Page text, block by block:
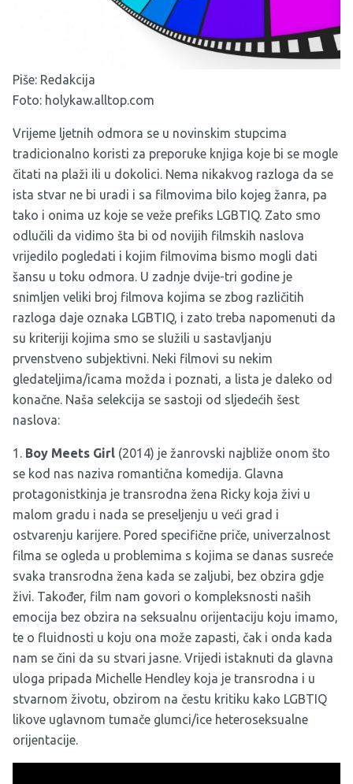
Piše: Redakcija
Foto: holykaw.alltop.com
Vrijeme ljetnih odmora se u novinskim stupcima
tradicionalno koristi za preporuke knjiga koje bi se mogle
čitati na plaži ili u dokolici. Nema nikakvog razloga da se
ista stvar ne bi uradi i sa filmovima bilo kojeg žanra, pa
tako i onima uz koje se veže prefiks LGBTIQ. Zato smo
odlučili da vidimo šta bi od novijih filmskih naslova
vrijedilo pogledati i kojim filmovima bismo mogli dati
šansu u toku odmora. U zadnje dvije-tri godine je
snimljen veliki broj filmova kojima se zbog različitih
razloga daje oznaka LGBTIQ, i zato treba napomenuti da
su kriteriji kojima smo se služili u sastavljanju
prvenstveno subjektivni. Neki filmovi su nekim
gledateljima/icama možda i poznati, a lista je daleko od
konačne. Naša selekcija se sastoji od sljedećih šest
naslova:
1. Boy Meets Girl (2014) je žanrovski najbliže onom što
se kod nas naziva romantična komedija. Glavna
protagonistkinja je transrodna žena Ricky koja živi u
malom gradu i nada se preseljenju u veći grad i
ostvarenju karijere. Pored specifične priče, univerzalnost
filma se ogleda u problemima s kojima se danas susreće
svaka transrodna žena kada se zaljubi, bez obzira gdje
živi. Također, film nam govori o kompleksnosti naših
emocija bez obzira na seksualnu orijentaciju koju imamo,
te o fluidnosti u koju ona može zapasti, čak i onda kada
nam se čini da su stvari jasne. Vrijedi istaknuti da glavna
uloga pripada Michelle Hendley koja je transrodna i u
stvarnom životu, obzirom na čestu kritiku kako LGBTIQ
likove uglavnom tumače glumci/ice heteroseksualne
orijentacije.